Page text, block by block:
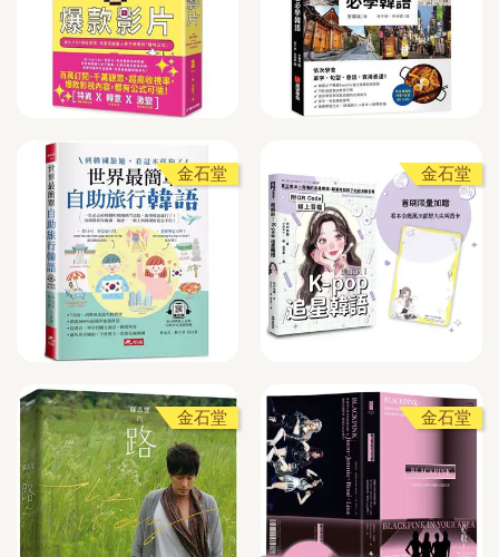
金石堂 金石堂
金石堂 金石堂